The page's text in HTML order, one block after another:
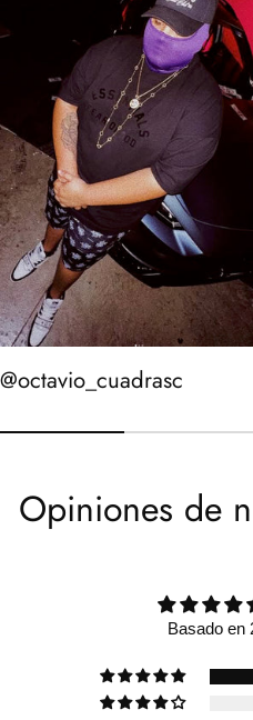
@octavio_cuadrasc
Opiniones de
Basado en